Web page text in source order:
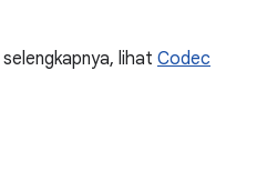
lihat Codec